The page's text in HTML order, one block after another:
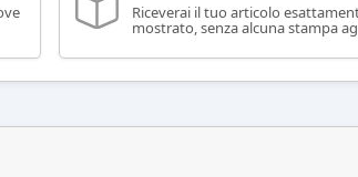
Riceverai il tuo articolo
mostrato, senza alcuna stampa